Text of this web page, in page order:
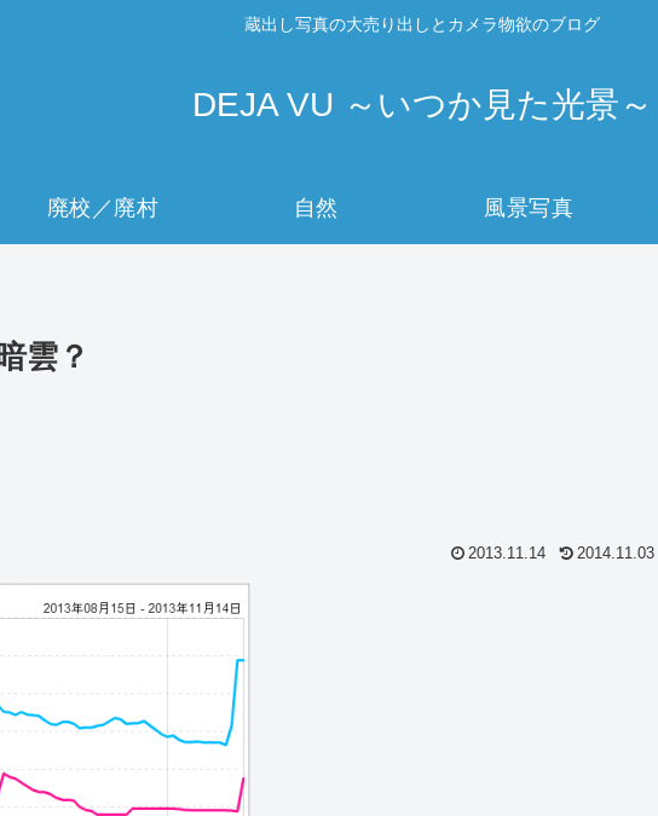
蔵出し写真の大売り出しとカメラ物欲のブログ
DEJA VU ～いつか見た光景～
廃校／廃村 自然 風景写真
雲？
2013.11.14 2014.11.03